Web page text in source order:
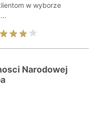
w wyborze
Narodowej